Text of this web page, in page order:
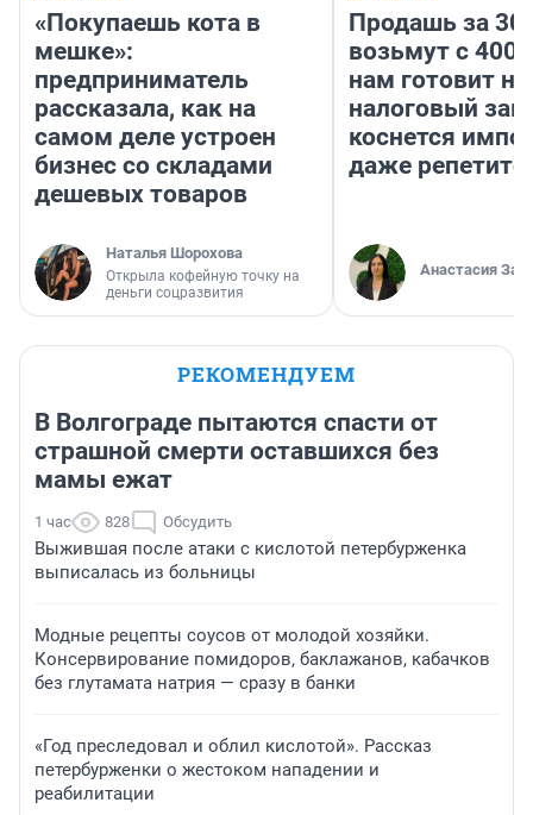
«Покупаешь кота в
мешке»:
предприниматель
рассказала, как на
самом деле устроен
бизнес со складами
дешевых товаров
Наталья Шорохова
Открыла кофейную точку на
деньги соцразвития
Продашь за
возьмут с
нам готовит
налоговый
коснется
даже
Анастасия
РЕКОМЕНДУЕМ
В Волгограде пытаются спасти от
страшной смерти оставшихся без
мамы ежат
1 час 828 Обсудить
Выжившая после атаки с кислотой петербурженка
выписалась из больницы
Модные рецепты соусов от молодой хозяйки.
Консервирование помидоров, баклажанов, кабачков
без глутамата натрия — сразу в банки
«Год преследовал и облил кислотой». Рассказ
петербурженки о жестоком нападении и
реабилитации